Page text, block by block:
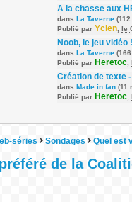
A la chasse aux
dans La Taverne
Publié par Ycien le
Noob, le jeu vidéo !
dans La Taverne
Publié par Heretoc
Création de texte
dans Made in fan (11
Publié par Heretoc
séries Sondages Quel est
de la